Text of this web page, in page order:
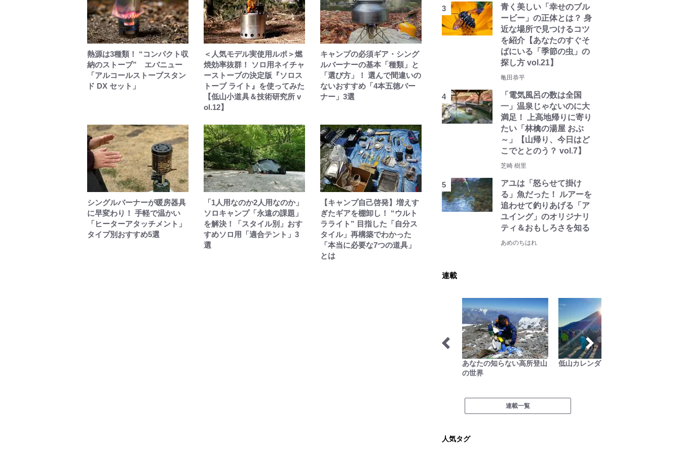
熱源は3種類！ “コンパクト収
納のストーブ” エバニュー
「アルコールストーブスタン
ド DX セット」
＜人気モデル実使用ルポ＞燃
焼効率抜群！ ソロ用ネイチャ
ーストーブの決定版『ソロス
トーブ ライト』を使ってみた
【低山小道具＆技術研究所 v
ol.12】
キャンプの必須ギア・シング
ルバーナーの基本「種類」と
「選び方」！ 選んで間違いの
ないおすすめ「4本五徳バー
ナー」3選
シングルバーナーが暖房器具
に早変わり！ 手軽で温かい
「ヒーターアタッチメント」
タイプ別おすすめ5選
「1人用なのか2人用なのか」
ソロキャンプ「永遠の課題」
を解決！「スタイル別」おす
すめソロ用「適合テント」3
選
【キャンプ自己啓発】増えす
ぎたギアを棚卸し！ “ウルト
ラライト” 目指した「自分ス
タイル」再構築でわかった
「本当に必要な7つの道具」
とは
青く美しい「幸せのブル
ービー」の正体とは？ 身
近な場所で見つけるコツ
を紹介【あなたのすぐそ
ばにいる「季節の虫」の
探し方 vol.21】
亀田恭平
「電気風呂の数は全国
一」温泉じゃないのに大
満足！ 上高地帰りに寄り
たい「林檎の湯屋 おぶ
～」【山帰り、今日はど
こでととのう？ vol.7】
芝崎 樹里
アユは「怒らせて掛け
る」魚だった！ ルアーを
追わせて釣りあげる「ア
ユイング」のオリジナリ
ティ＆おもしろさを知る
あめのちはれ
連載
あなたの知らない高所登山
の世界
低山カレンダー
連載一覧
人気タグ